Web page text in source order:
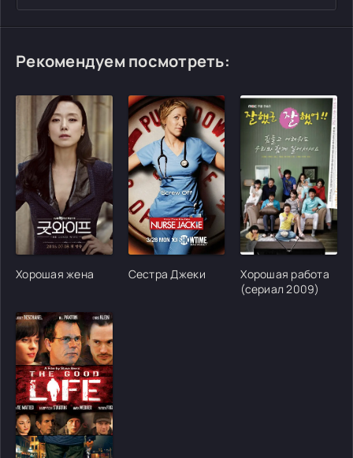
Рекомендуем посмотреть:
[/xfgiven_cvh_poster_urlcvh_poster_url]
Хорошая жена
[/xfgiven_cvh_poster_urlcvh_poster_url]
Сестра Джеки
[/
Хорошая работа
(сериал 2009)